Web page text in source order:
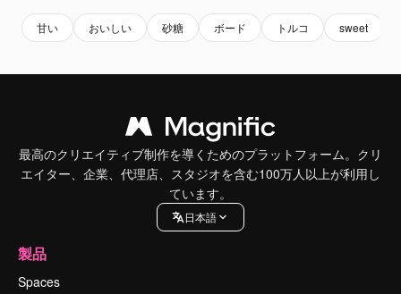
甘い おいしい 砂糖 ボード トルコ sweet
最高のクリエイティブ制作を導くためのプラットフォーム。クリ
エイター、企業、代理店、スタジオを含む100万人以上が利用し
ています。
日本語
製品
Spaces